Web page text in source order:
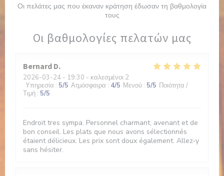
Οι βαθμολογίες πελατών μας
Bernard D
2026-03-24 - 19:30 - καλεσμένοι 2
Υπηρεσία : 5/5 Ατμόσφαιρα : 4/5 Μενού : 5/5 Ποιότητα /
Τιμή : 5/5
Endroit tres sympa. Personnel charmant, avenant et de
bon conseil. Les plats que nous avons sélectionnés
étaient délicieux. Les prix sont doux également. Allez-y
sans hésiter.
Οι πελάτες μας που έκαναν κράτηση έδωσαν τη βαθμολογία
τους